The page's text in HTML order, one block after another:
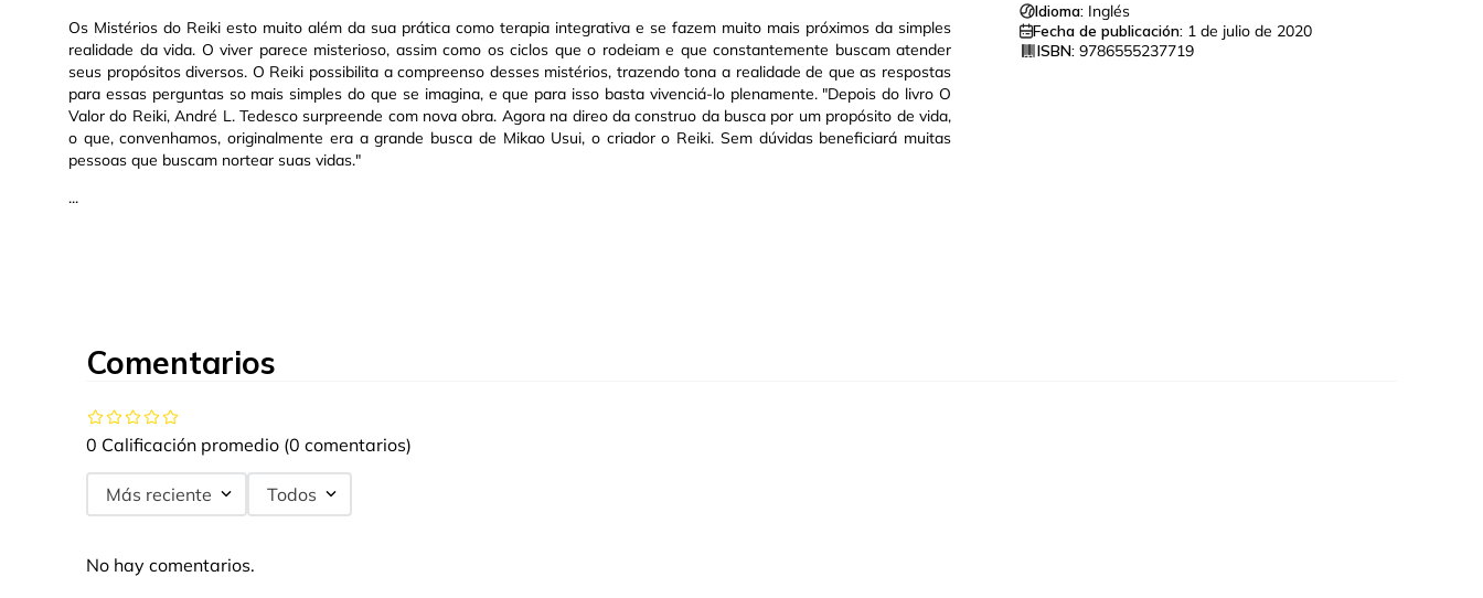
Os Mistérios do Reiki esto muito além da sua prática como terapia integrativa e se fazem muito mais próximos da simples
realidade da vida. O viver parece misterioso, assim como os ciclos que o rodeiam e que constantemente buscam atender
seus propósitos diversos. O Reiki possibilita a compreenso desses mistérios, trazendo tona a realidade de que as respostas
para essas perguntas so mais simples do que se imagina, e que para isso basta vivenciá-lo plenamente. "Depois do livro O
Valor do Reiki, André L. Tedesco surpreende com nova obra. Agora na direo da construo da busca por um propósito de vida,
o que, convenhamos, originalmente era a grande busca de Mikao Usui, o criador o Reiki. Sem dúvidas beneficiará muitas
pessoas que buscam nortear suas vidas."
...
Idioma: Inglés
Fecha de publicación: 1 de julio de 2020
ISBN: 9786555237719
Comentarios
0 Calificación promedio (0 comentarios)
Más reciente Todos
No hay comentarios.